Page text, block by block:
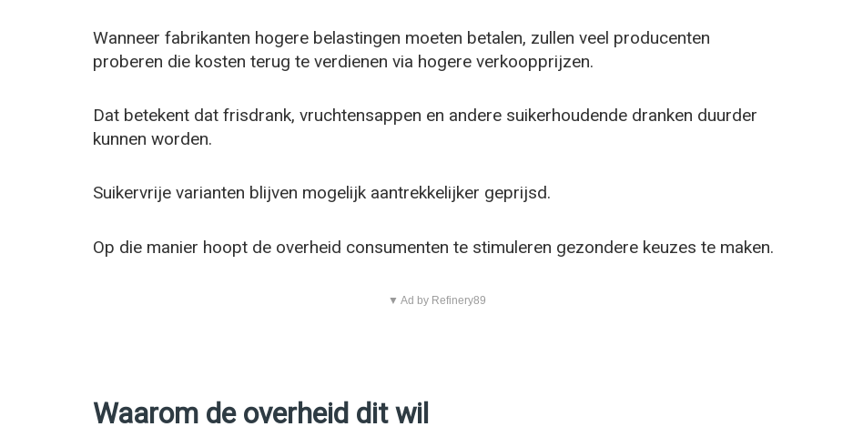
Wanneer fabrikanten hogere belastingen moeten betalen, zullen veel producenten
proberen die kosten terug te verdienen via hogere verkoopprijzen.
Dat betekent dat frisdrank, vruchtensappen en andere suikerhoudende dranken duurder
kunnen worden.
Suikervrije varianten blijven mogelijk aantrekkelijker geprijsd.
Op die manier hoopt de overheid consumenten te stimuleren gezondere keuzes te maken.
▼ Ad by Refinery89
Waarom de overheid dit wil